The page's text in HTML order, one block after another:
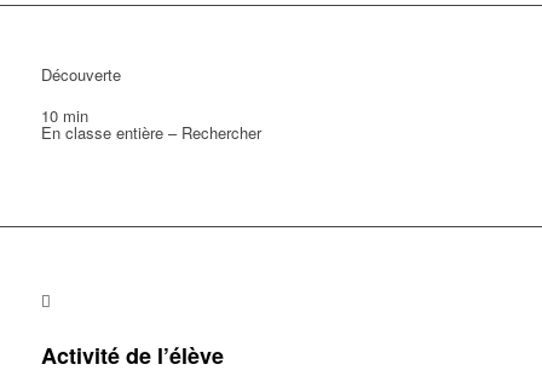
Découverte
10 min
En classe entière – Rechercher
Activité de l’élève